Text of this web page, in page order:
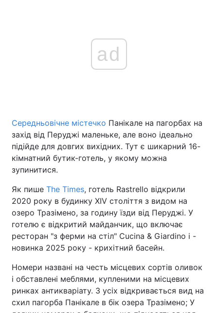
Головна Війна
Україна Політика
Спорт Наука
Техно і зв'язок Лайт
Зброя Інциденти
Туризм
Цікавинки Погода
Екологія Регіони
ad
Середньовічне містечко Панікале на пагорбах на
захід від Перуджі маленьке, але воно ідеально
підійде для довгих вихідних. Тут є шикарний 16-
кімнатний бутик-готель, у якому можна
зупинитися.
Як пише The Times, готель Rastrello відкрили
2020 року в будинку XIV століття з видом на
озеро Тразімено, за годину їзди від Перуджі. У
готелю є відкритий майданчик, що включає
ресторан "з ферми на стіл" Cucina & Giardino і -
новинка 2025 року - крихітний басейн.
Номери названі на честь місцевих сортів оливок
і обставлені меблями, купленими на місцевих
ринках антикваріату. З усіх відкривається вид на
схил пагорба Панікале в бік озера Тразімено; У